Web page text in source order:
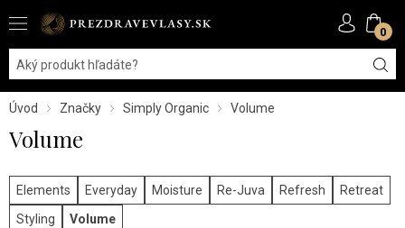
0
Úvod Značky Simply Organic Volume
Volume
Elements Everyday Moisture Re-Juva Refresh
Retreat
Styling
Volume